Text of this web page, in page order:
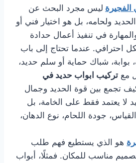
ليس مجرد البحث عن
ولحامه، بل هو اختيار فني أو
في تنفيذ أعمال حدادة
احترافي. عندما تحتاج إلى باب
بوابة، شباك حماية أو سلم حديد،
مع تركيب ابواب حديد في
تجمع بين قوة الحديد وجمال
لا يعتمد فقط على الخامة، بل
جودة اللحام، نوع الدهان،
هو الذي يستطيع فهم طلب
مناسب للمكان. فمثلًا، أبواب